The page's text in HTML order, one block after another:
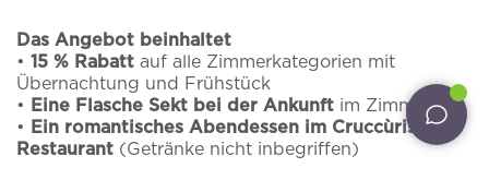
Leistungen
Pet inclusive hospitality
Das Angebot beinhaltet
• 15 % Rabatt auf alle Zimmerkategorien mit
Übernachtung und Frühstück
•
Eine Flasche Sekt bei der Ankunft im Zimmer
•
Ein romantisches Abendessen im Cruccùris
Restaurant (Getränke nicht inbegriffen)
E-Mail*